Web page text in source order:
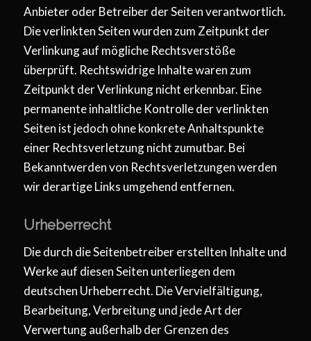
Anbieter oder Betreiber der Seiten verantwortlich.
Die verlinkten Seiten wurden zum Zeitpunkt der
Verlinkung auf mögliche Rechtsverstöße
überprüft. Rechtswidrige Inhalte waren zum
Zeitpunkt der Verlinkung nicht erkennbar. Eine
permanente inhaltliche Kontrolle der verlinkten
Seiten ist jedoch ohne konkrete Anhaltspunkte
einer Rechtsverletzung nicht zumutbar. Bei
Bekanntwerden von Rechtsverletzungen werden
wir derartige Links umgehend entfernen.
Urheberrecht
Die durch die Seitenbetreiber erstellten Inhalte und
Werke auf diesen Seiten unterliegen dem
deutschen Urheberrecht. Die Vervielfältigung,
Bearbeitung, Verbreitung und jede Art der
Verwertung außerhalb der Grenzen des